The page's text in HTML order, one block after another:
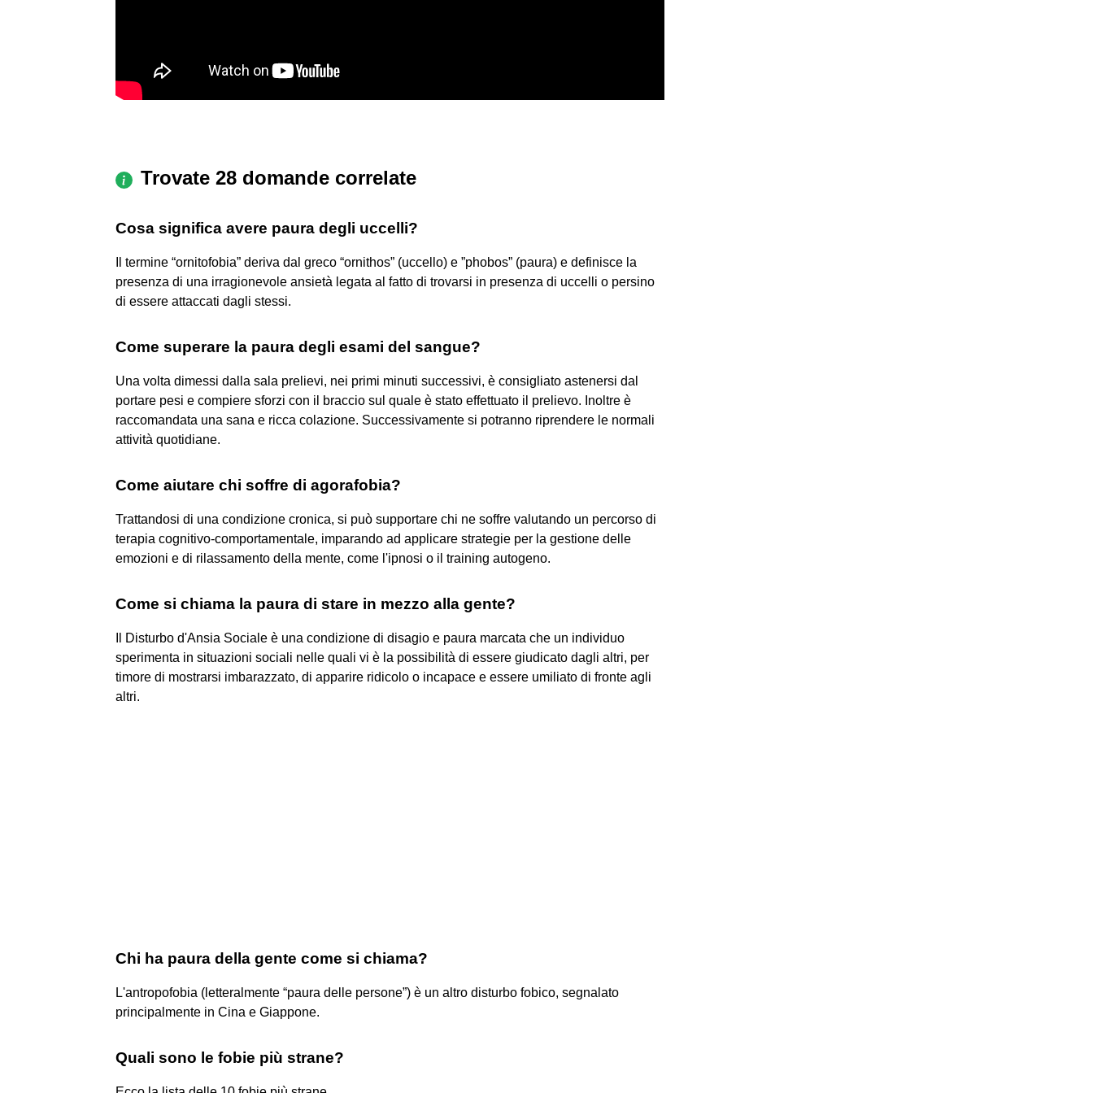
Trovate 28 domande correlate
Cosa significa avere paura degli uccelli?
Il termine “ornitofobia” deriva dal greco “ornithos” (uccello) e ”phobos” (paura) e definisce la
presenza di una irragionevole ansietà legata al fatto di trovarsi in presenza di uccelli o persino
di essere attaccati dagli stessi.
Come superare la paura degli esami del sangue?
Una volta dimessi dalla sala prelievi, nei primi minuti successivi, è consigliato astenersi dal
portare pesi e compiere sforzi con il braccio sul quale è stato effettuato il prelievo. Inoltre è
raccomandata una sana e ricca colazione. Successivamente si potranno riprendere le normali
attività quotidiane.
Come aiutare chi soffre di agorafobia?
Trattandosi di una condizione cronica, si può supportare chi ne soffre valutando un percorso di
terapia cognitivo-comportamentale, imparando ad applicare strategie per la gestione delle
emozioni e di rilassamento della mente, come l'ipnosi o il training autogeno.
Come si chiama la paura di stare in mezzo alla gente?
Il Disturbo d'Ansia Sociale è una condizione di disagio e paura marcata che un individuo
sperimenta in situazioni sociali nelle quali vi è la possibilità di essere giudicato dagli altri, per
timore di mostrarsi imbarazzato, di apparire ridicolo o incapace e essere umiliato di fronte agli
altri.
Chi ha paura della gente come si chiama?
L'antropofobia (letteralmente “paura delle persone”) è un altro disturbo fobico, segnalato
principalmente in Cina e Giappone.
Quali sono le fobie più strane?